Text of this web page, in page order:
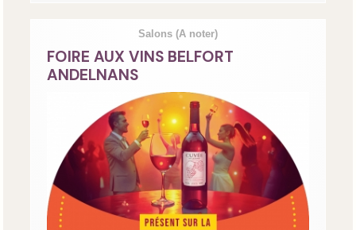
Salons (A noter)
FOIRE AUX VINS BELFORT
ANDELNANS